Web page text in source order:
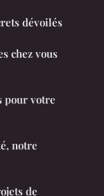
dévoilés
chez vous
pour votre
notre
de